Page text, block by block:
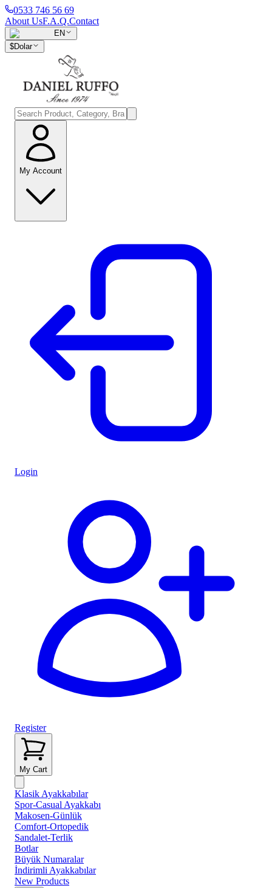
0533 746 56 69
About UsF.A.Q.Contact
EN
$Dolar
My Account
Login
Register
My Cart
Klasik Ayakkabılar
Spor-Casual Ayakkabı
Makosen-Günlük
Comfort-Ortopedik
Sandalet-Terlik
Botlar
Büyük Numaralar
İndirimli Ayakkabılar
New Products